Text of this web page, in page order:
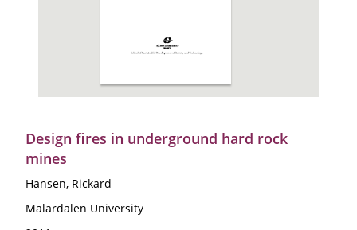
Design fires in underground hard rock
mines
Hansen, Rickard
Mälardalen University